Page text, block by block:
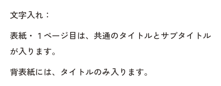
文字入れ：
表紙・１ページ目は、共通のタイトルとサブタイトル
が入ります。
背表紙には、タイトルのみ入ります。